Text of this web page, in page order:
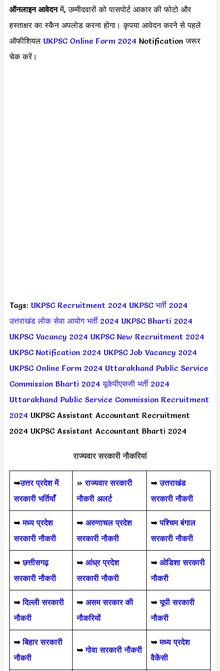
ऑनलाइन आवेदनमें, उम्मीदवारों को पासपोर्ट आकार की फोटो और
हस्ताक्षर का स्कैन अपलोड करना होगा। कृपया आवेदन करने से पहले
ऑफीशियल UKPSC Online Form 2024 Notification जरूर
चेक करें।
Tags: UKPSC Recruitment 2024 UKPSC भर्ती 2024
उत्तराखंड लोक सेवा आयोग भर्ती 2024 UKPSC Bharti 2024
UKPSC Vacancy 2024 UKPSC New Recruitment 2024
UKPSC Notification 2024 UKPSC Job Vacancy 2024
UKPSC Online Form 2024 Uttarakhand Public Service
Commission Bharti 2024 यूकेपीएससी भर्ती 2024
Uttarakhand Public Service Commission Recruitment
2024 UKPSC Assistant Accountant Recruitment
2024 UKPSC Assistant Accountant Bharti 2024
राज्यवार सरकारी नौकरियां
➥उत्तर प्रदेश में
सरकारी भर्तियाँ
»राज्यवार सरकारी
नौकरी अलर्ट
➥ उत्तराखंड
सरकारी नौकरी
➥ मध्य प्रदेश
सरकारी नौकरी
➥ अरुणाचल प्रदेश
सरकारी नौकरी
➥ पश्चिम बंगाल
सरकारी नौकरी
➥ छत्तीसगढ़
सरकारी नौकरी
➥ आंध्र प्रदेश
सरकारी नौकरी
➥ ओडिशा सरकारी
नौकरी
➥ दिल्ली सरकारी
नौकरी
➥ असम सरकार की
नौकरियों
➥ यूपी सरकारी
नौकरी
➥बिहार सरकारी
नौकरी
➥गोवा सरकारी नौकरी
➥ मध्य प्रदेश
वैकेंसी